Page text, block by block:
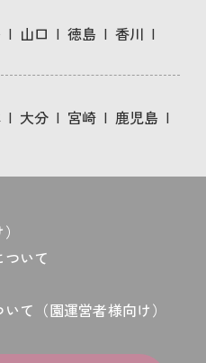
山口 徳島
香川
大分 宮崎
鹿児島
いて
て（園運営者様向け）